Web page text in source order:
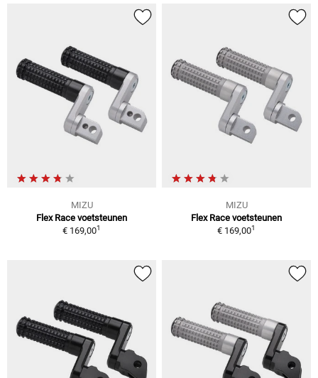
MIZU
Flex Race voetsteunen
€ 169,001
MIZU
Flex Race voetsteunen
€ 169,001